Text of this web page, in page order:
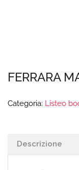
FERRARA
Categoria: Listeo
Descrizione